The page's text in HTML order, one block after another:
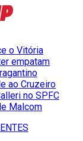
o Vitória
empatam
ao Cruzeiro
no SPFC
Malcom